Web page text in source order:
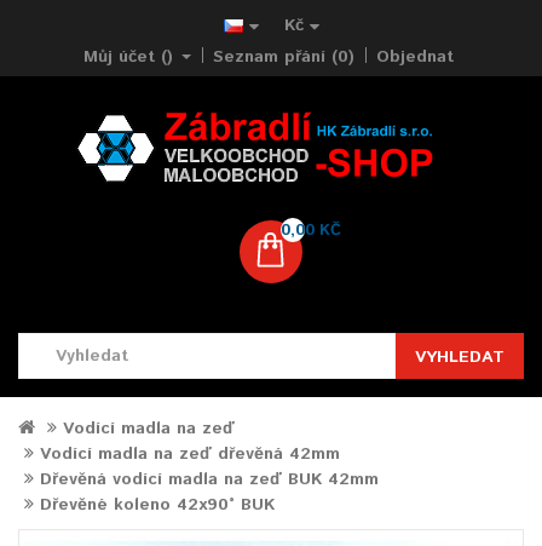
Kč
Můj účet ()
Seznam přání (0) Objednat
0,00 KČ
VYHLEDAT
Vodící madla na zeď
Vodící madla na zeď dřevěná 42mm
Dřevěná vodící madla na zeď BUK 42mm
Dřevěné koleno 42x90° BUK